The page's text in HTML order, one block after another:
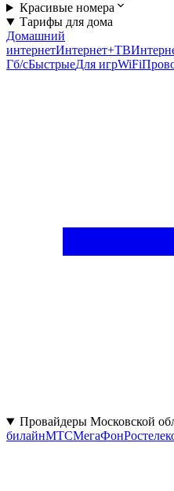
Красивые номера
Тарифы для дома
Домашний
интернетИнтернет+ТВ
Гб/cБыстрыеДля игрWiFi
Провайдеры Московской
билайнМТСМегаФон